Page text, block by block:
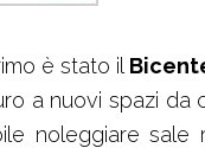
è stato il
a nuovi spazi
noleggiare